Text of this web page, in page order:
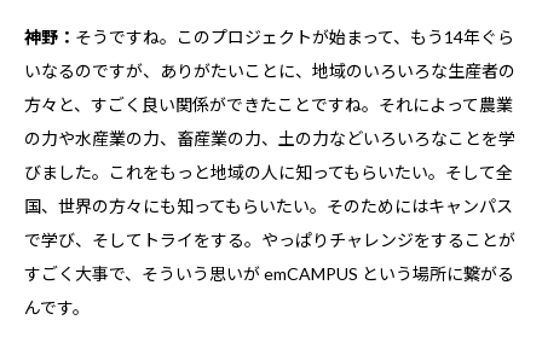
神野： そうですね。このプロジェクトが始まって、もう14年ぐら
いなるのですが、ありがたいことに、地域のいろいろな生産者の
方々と、すごく良い関係ができたことですね。それによって農業
の力や水産業の力、畜産業の力、土の力などいろいろなことを学
びました。これをもっと地域の人に知ってもらいたい。そして全
国、世界の方々にも知ってもらいたい。そのためにはキャンパス
で学び、そしてトライをする。やっぱりチャレンジをすることが
すごく大事で、そういう思いが emCAMPUS という場所に繋がる
んです。